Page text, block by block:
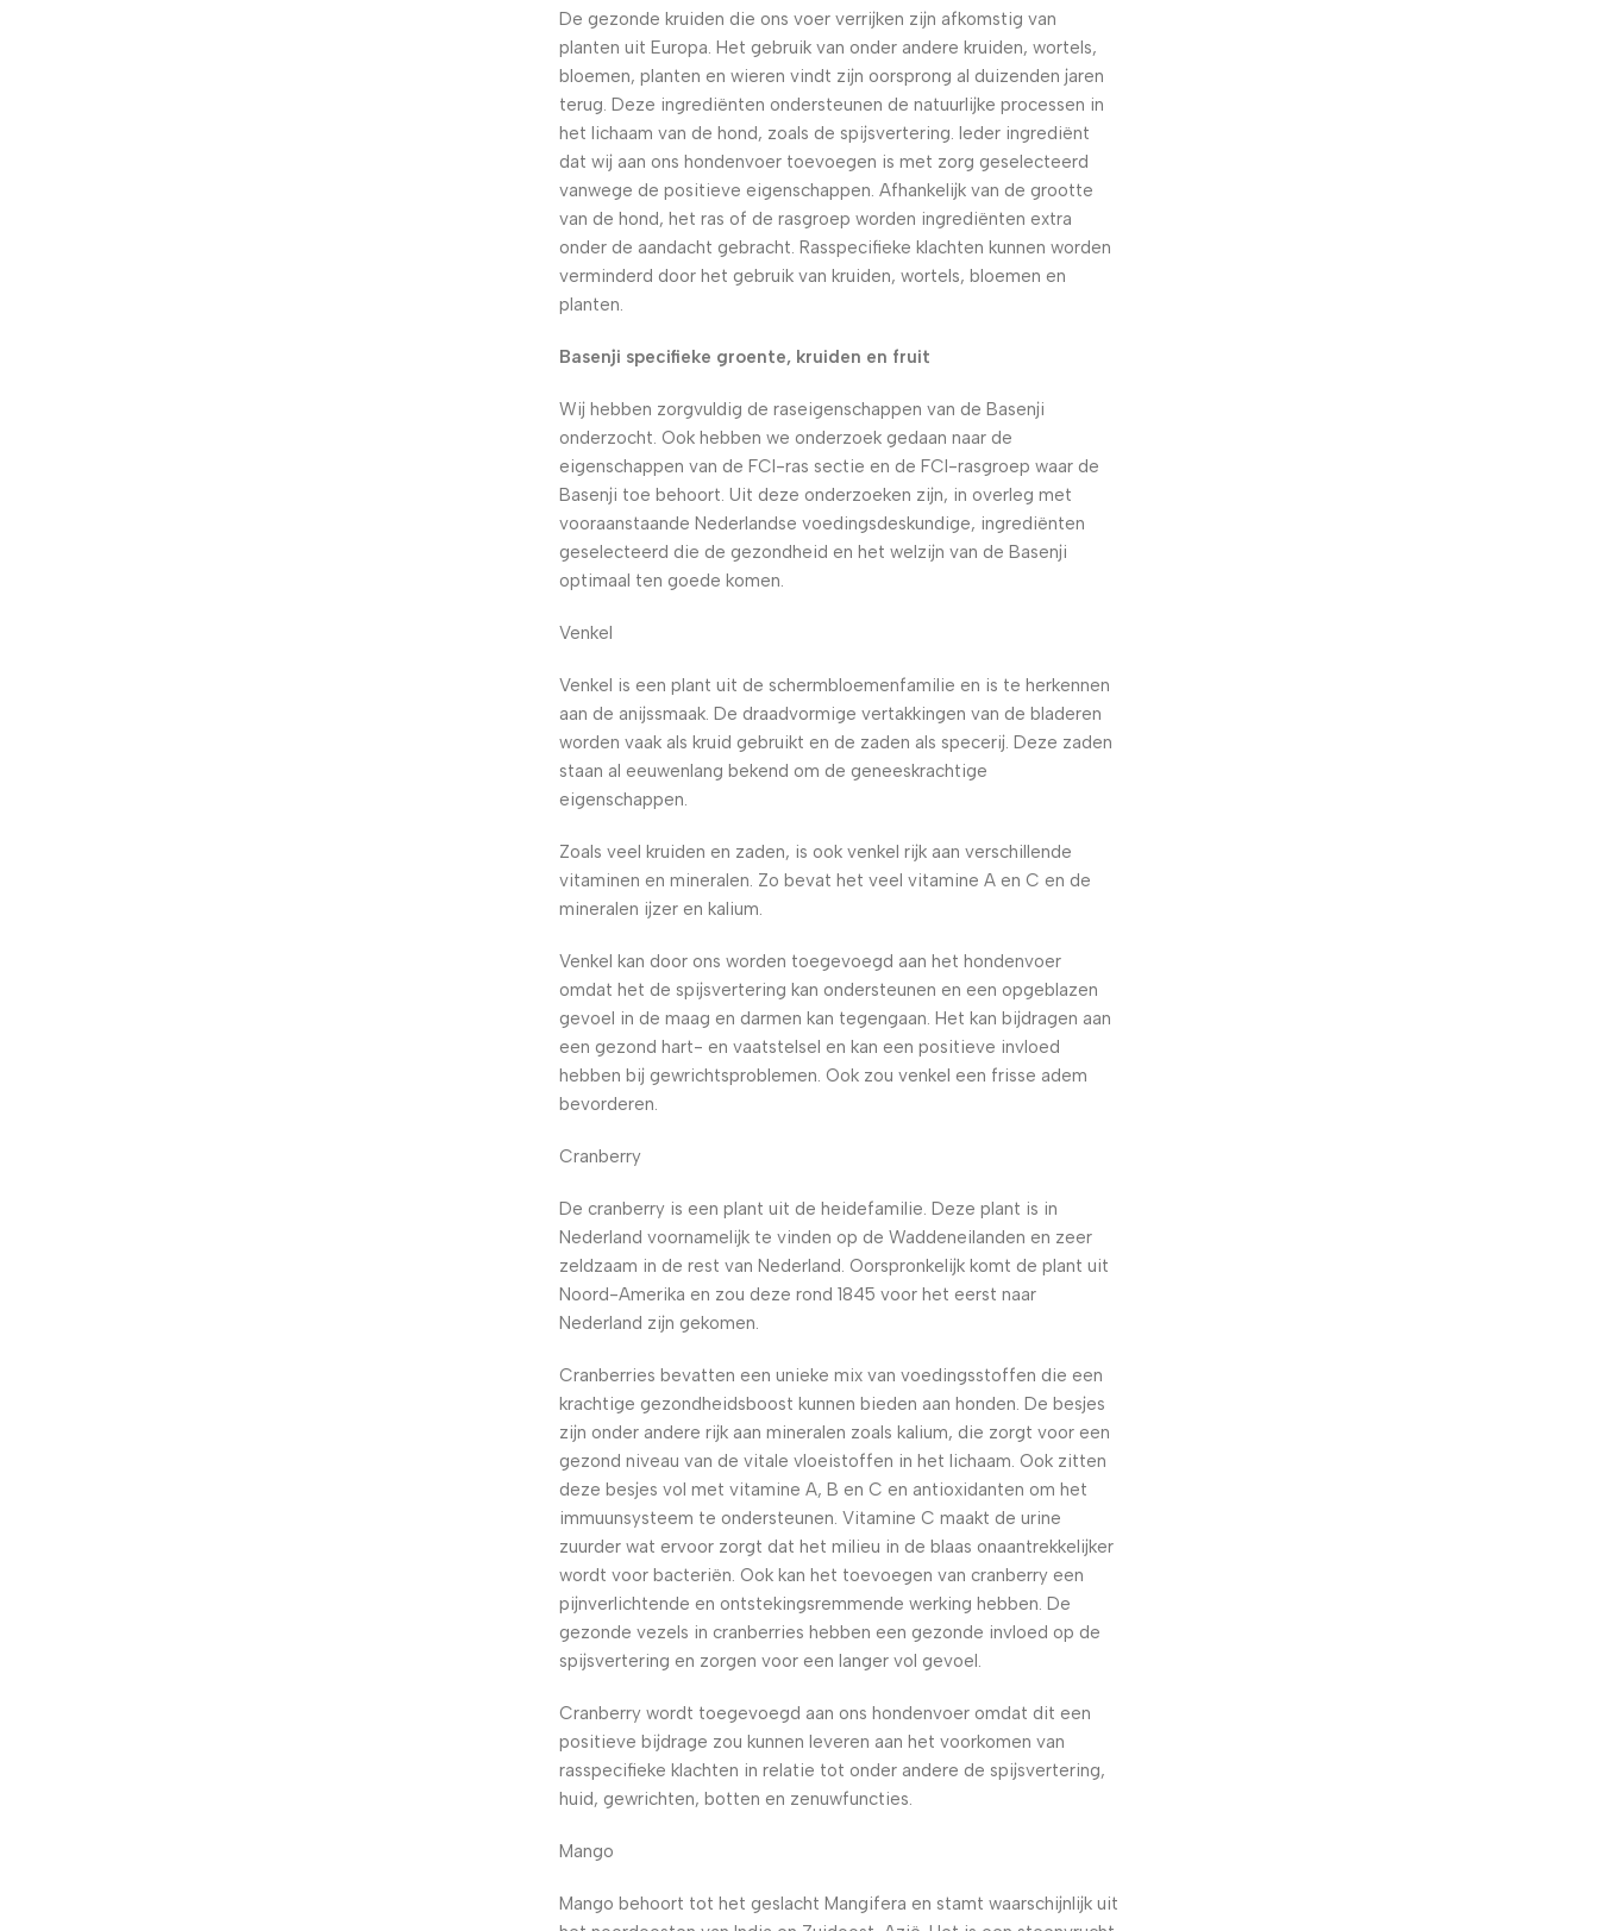
De gezonde kruiden die ons voer verrijken zijn afkomstig van
planten uit Europa. Het gebruik van onder andere kruiden, wortels,
bloemen, planten en wieren vindt zijn oorsprong al duizenden jaren
terug. Deze ingrediënten ondersteunen de natuurlijke processen in
het lichaam van de hond, zoals de spijsvertering. Ieder ingrediënt
dat wij aan ons hondenvoer toevoegen is met zorg geselecteerd
vanwege de positieve eigenschappen. Afhankelijk van de grootte
van de hond, het ras of de rasgroep worden ingrediënten extra
onder de aandacht gebracht. Rasspecifieke klachten kunnen worden
verminderd door het gebruik van kruiden, wortels, bloemen en
planten.
Basenji specifieke groente, kruiden en fruit
Wij hebben zorgvuldig de raseigenschappen van de Basenji
onderzocht. Ook hebben we onderzoek gedaan naar de
eigenschappen van de FCI-ras sectie en de FCI-rasgroep waar de
Basenji toe behoort. Uit deze onderzoeken zijn, in overleg met
vooraanstaande Nederlandse voedingsdeskundige, ingrediënten
geselecteerd die de gezondheid en het welzijn van de Basenji
optimaal ten goede komen.
Venkel
Venkel is een plant uit de schermbloemenfamilie en is te herkennen
aan de anijssmaak. De draadvormige vertakkingen van de bladeren
worden vaak als kruid gebruikt en de zaden als specerij. Deze zaden
staan al eeuwenlang bekend om de geneeskrachtige
eigenschappen.
Zoals veel kruiden en zaden, is ook venkel rijk aan verschillende
vitaminen en mineralen. Zo bevat het veel vitamine A en C en de
mineralen ijzer en kalium.
Venkel kan door ons worden toegevoegd aan het hondenvoer
omdat het de spijsvertering kan ondersteunen en een opgeblazen
gevoel in de maag en darmen kan tegengaan. Het kan bijdragen aan
een gezond hart- en vaatstelsel en kan een positieve invloed
hebben bij gewrichtsproblemen. Ook zou venkel een frisse adem
bevorderen.
Cranberry
De cranberry is een plant uit de heidefamilie. Deze plant is in
Nederland voornamelijk te vinden op de Waddeneilanden en zeer
zeldzaam in de rest van Nederland. Oorspronkelijk komt de plant uit
Noord-Amerika en zou deze rond 1845 voor het eerst naar
Nederland zijn gekomen.
Cranberries bevatten een unieke mix van voedingsstoffen die een
krachtige gezondheidsboost kunnen bieden aan honden. De besjes
zijn onder andere rijk aan mineralen zoals kalium, die zorgt voor een
gezond niveau van de vitale vloeistoffen in het lichaam. Ook zitten
deze besjes vol met vitamine A, B en C en antioxidanten om het
immuunsysteem te ondersteunen. Vitamine C maakt de urine
zuurder wat ervoor zorgt dat het milieu in de blaas onaantrekkelijker
wordt voor bacteriën. Ook kan het toevoegen van cranberry een
pijnverlichtende en ontstekingsremmende werking hebben. De
gezonde vezels in cranberries hebben een gezonde invloed op de
spijsvertering en zorgen voor een langer vol gevoel.
Cranberry wordt toegevoegd aan ons hondenvoer omdat dit een
positieve bijdrage zou kunnen leveren aan het voorkomen van
rasspecifieke klachten in relatie tot onder andere de spijsvertering,
huid, gewrichten, botten en zenuwfuncties.
Mango
Mango behoort tot het geslacht Mangifera en stamt waarschijnlijk uit